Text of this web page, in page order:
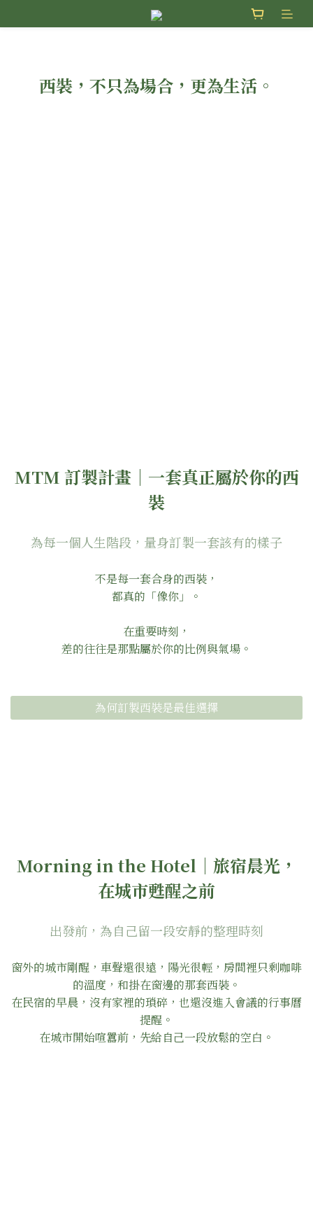
西裝，不只為場合，更為生活。
MTM 訂製計畫｜一套真正屬於你的西
裝
為每一個人生階段，量身訂製一套該有的樣子
不是每一套合身的西裝，
都真的「像你」。
在重要時刻，
差的往往是那點屬於你的比例與氣場。
為何訂製西裝是最佳選擇
Morning in the Hotel｜旅宿晨光，
在城市甦醒之前
出發前，為自己留一段安靜的整理時刻
窗外的城市剛醒，車聲還很遠，陽光很輕，房間裡只剩咖啡
的溫度，和掛在窗邊的那套西裝。
在民宿的早晨，沒有家裡的瑣碎，也還沒進入會議的行事曆
提醒。
在城市開始喧囂前，先給自己一段放鬆的空白。